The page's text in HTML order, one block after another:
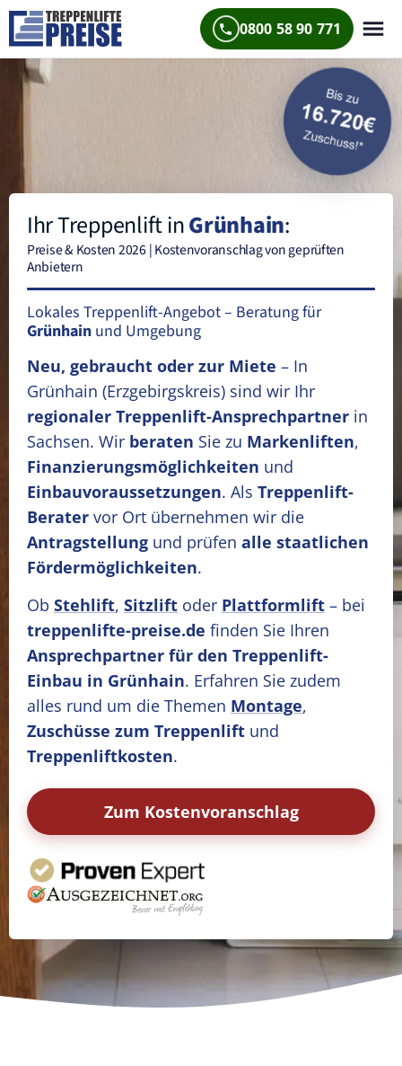
0800 58 90 771
Ihr Treppenlift inGrünhain:
Preise & Kosten 2026 | Kostenvoranschlag von geprüften
Anbietern
Lokales Treppenlift-Angebot – Beratung für
Grünhain und Umgebung
Neu, gebraucht oder zur Miete – In
Grünhain (Erzgebirgskreis) sind wir Ihr
regionaler Treppenlift-Ansprechpartner in
Sachsen. Wir beraten Sie zu Markenliften,
Finanzierungsmöglichkeiten und
Einbauvoraussetzungen. Als Treppenlift-
Berater vor Ort übernehmen wir die
Antragstellung und prüfen alle staatlichen
Fördermöglichkeiten.
Ob Stehlift, Sitzlift oder Plattformlift – bei
treppenlifte-preise.de finden Sie Ihren
Ansprechpartner für den Treppenlift-
Einbau in Grünhain. Erfahren Sie zudem
alles rund um die Themen Montage,
Zuschüsse zum Treppenlift und
Treppenliftkosten.
Zum Kostenvoranschlag